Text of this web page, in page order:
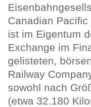
Canadian
ist im Eigentum
Exchange im
gelisteten,
Railway
sowohl nach
(etwa 32.180